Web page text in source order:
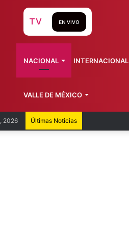
2026 Últimas Noticias
TV EN VIVO
NACIONAL INTERNACIONAL
VALLE DE MÉXICO